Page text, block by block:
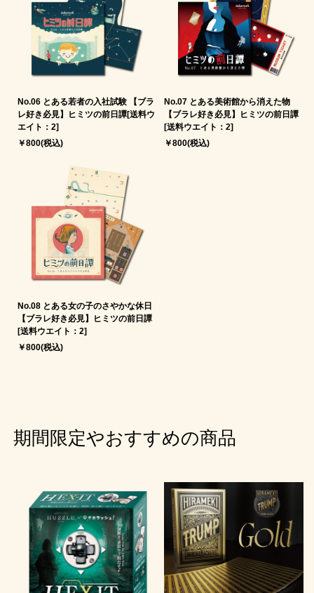
No.06 とある若者の入社試験 【ブラ
レ好き必見】ヒミツの前日譚[送料ウ
エイト：2]
￥800(税込)
No.07 とある美術館から消えた物
【ブラレ好き必見】ヒミツの前日譚
[送料ウエイト：2]
￥800(税込)
No.08 とある女の子のさやかな休日
【ブラレ好き必見】ヒミツの前日譚
[送料ウエイト：2]
￥800(税込)
期間限定やおすすめの商品